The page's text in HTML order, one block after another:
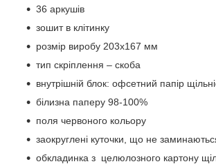
36 аркушів
зошит в клітинку
розмір виробу 203х167 мм
тип скріплення – скоба
внутрішній блок: офсетний папір
білизна паперу 98-100%
поля червоного кольору
заокруглені куточки, що не
обкладинка з целюлозного картону